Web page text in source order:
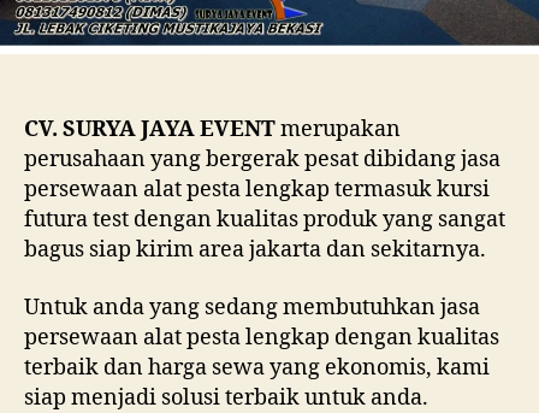
CV. SURYA JAYA EVENTmerupakan
perusahaan yang bergerak pesat dibidang jasa
persewaan alat pesta lengkap termasuk kursi
futura test dengan kualitas produk yang sangat
bagus siap kirim area jakarta dan sekitarnya.
Untuk anda yang sedang membutuhkan jasa
persewaan alat pesta lengkap dengan kualitas
terbaik dan harga sewa yang ekonomis, kami
siap menjadi solusi terbaik untuk anda.